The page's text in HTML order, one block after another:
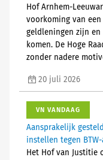
Hof Arnhem-
voorkoming van
geldleningen zijn
komen. De Hoge
zonder nadere
20 juli 2026
VN VANDAAG
Aansprakelijk
instellen tegen
Het Hof van